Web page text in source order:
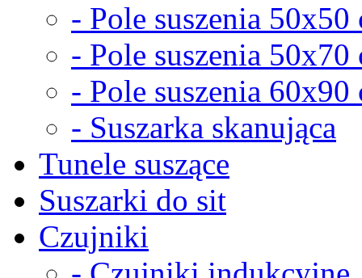
- Pole suszenia 50x50
- Pole suszenia 50x70
- Pole suszenia 60x90
- Suszarka skanująca
Tunele suszące
Suszarki do sit
Czujniki